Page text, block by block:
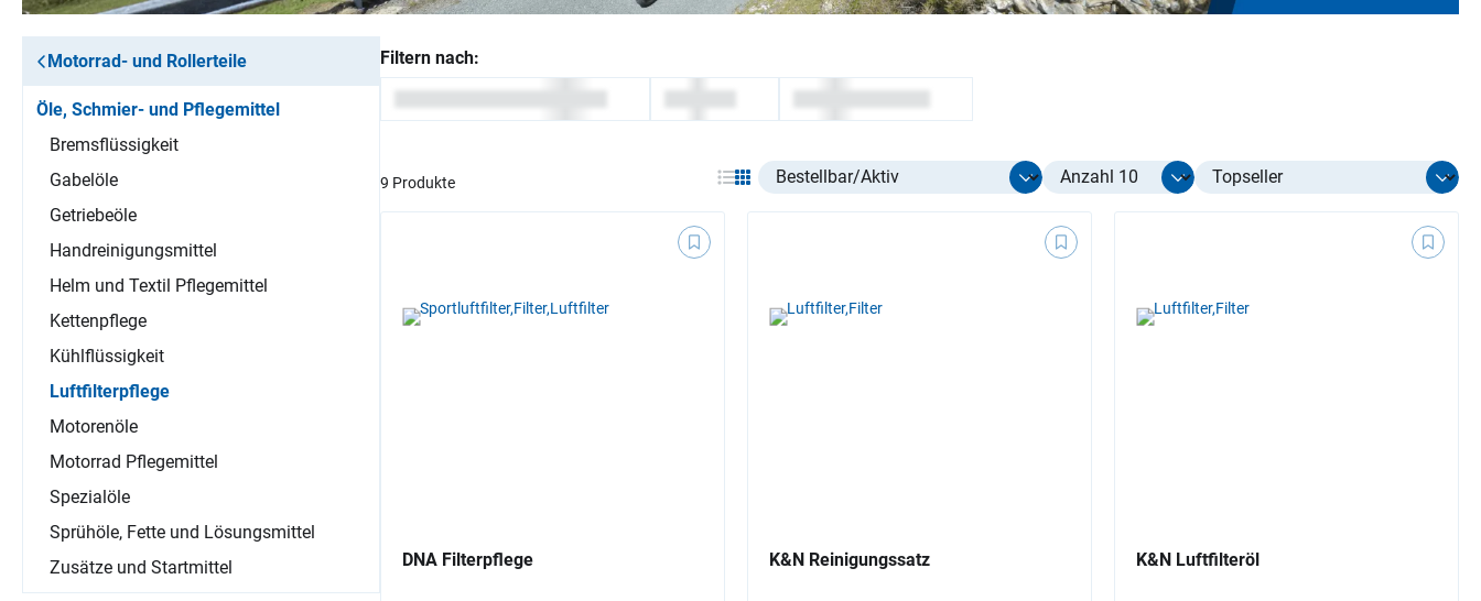
Motorrad- und Rollerteile
Öle, Schmier- und Pflegemittel
Bremsflüssigkeit
Gabelöle
Getriebeöle
Handreinigungsmittel
Helm und Textil Pflegemittel
Kettenpflege
Kühlflüssigkeit
Luftfilterpflege
Motorenöle
Motorrad Pflegemittel
Spezialöle
Sprühöle, Fette und Lösungsmittel
Zusätze und Startmittel
Filtern nach:
9 Produkte Select listing item type Select limit
DNA Filterpflege K&N Reinigungssatz K&N Luftfilteröl